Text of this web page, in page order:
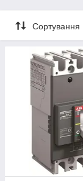
Сортування